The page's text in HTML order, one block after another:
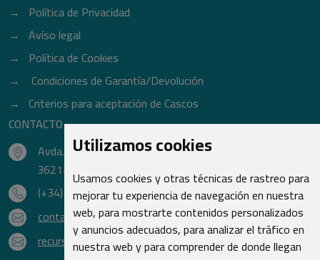
Utilizamos cookies
Usamos cookies y otras técnicas de rastreo para
mejorar tu experiencia de navegación en nuestra
web, para mostrarte contenidos personalizados
y anuncios adecuados, para analizar el tráfico en
nuestra web y para comprender de donde llegan
Política de Privacidad
Avíso legal
Política de Cookies
Condiciones de Garantía/Devolución
Criterios para aceptación de Cascos
CONTACTO
Avda. do Freixo - Sardoma, 13
36214 Vigo - Pontevedra - España
(+34) 986 48 16 33
contacto@qsr.es
recursoshumanos@qsr.es